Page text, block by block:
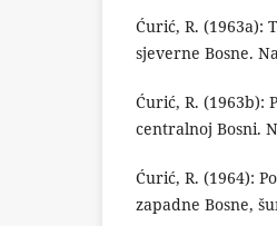
Ćurić, R.
sjeverne Bosne.
Ćurić, R. (1963b):
centralnoj Bosni.
Ćurić, R. (1964):
zapadne Bosne,